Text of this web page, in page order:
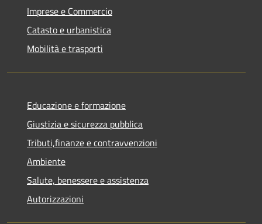
Imprese e Commercio
Catasto e urbanistica
Mobilità e trasporti
Educazione e formazione
Giustizia e sicurezza pubblica
Tributi,finanze e contravvenzioni
Ambiente
Salute, benessere e assistenza
Autorizzazioni